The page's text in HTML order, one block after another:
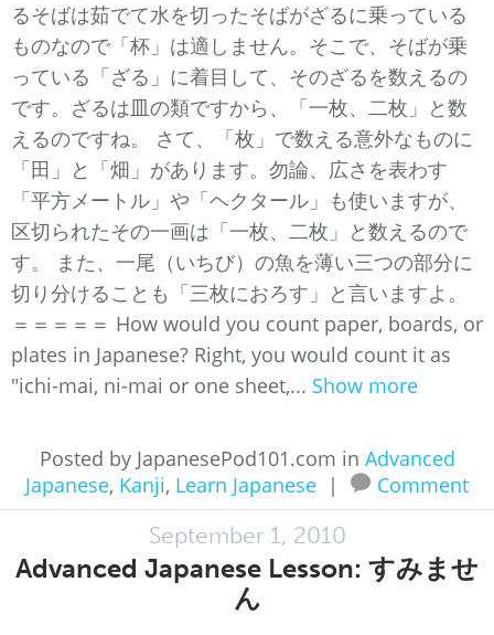
るそばは茹でて水を切ったそばがざるに乗っている
ものなので「杯」は適しません。そこで、そばが乗
っている「ざる」に着目して、そのざるを数えるの
です。ざるは皿の類ですから、「一枚、二枚」と数
えるのですね。 さて、「枚」で数える意外なものに
「田」と「畑」があります。勿論、広さを表わす
「平方メートル」や「ヘクタール」も使いますが、
区切られたその一画は「一枚、二枚」と数えるので
す。 また、一尾（いちび）の魚を薄い三つの部分に
切り分けることも「三枚におろす」と言いますよ。
＝＝＝＝＝ How would you count paper, boards, or
plates in Japanese? Right, you would count it as
"ichi-mai, ni-mai or one sheet,... Show more
Posted by JapanesePod101.com in Advanced
Japanese, Kanji, Learn Japanese | Comment
September 1, 2010
Advanced Japanese Lesson: すみませ
ん